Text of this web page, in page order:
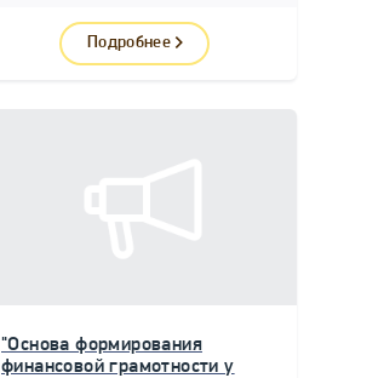
Подробнее
"Основа формирования
финансовой грамотности у